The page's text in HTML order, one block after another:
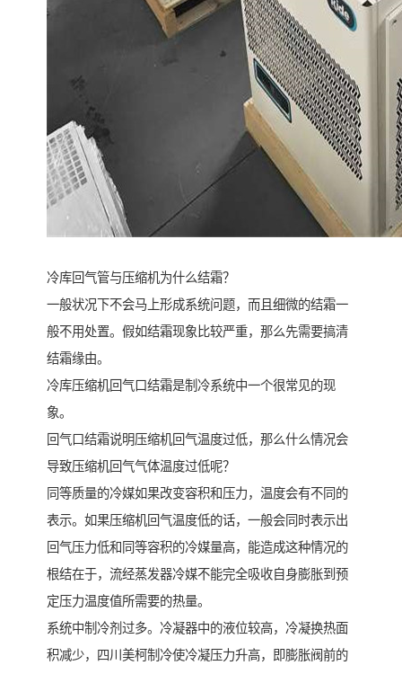
冷库回气管与压缩机为什么结霜？
一般状况下不会马上形成系统问题，而且细微的结霜一
般不用处置。假如结霜现象比较严重，那么先需要搞清
结霜缘由。
冷库压缩机回气口结霜是制冷系统中一个很常见的现
象。
回气口结霜说明压缩机回气温度过低，那么什么情况会
导致压缩机回气气体温度过低呢？
同等质量的冷媒如果改变容积和压力，温度会有不同的
表示。如果压缩机回气温度低的话，一般会同时表示出
回气压力低和同等容积的冷媒量高，能造成这种情况的
根结在于，流经蒸发器冷媒不能完全吸收自身膨胀到预
定压力温度值所需要的热量。
系统中制冷剂过多。冷凝器中的液位较高，冷凝换热面
积减少，四川美柯制冷使冷凝压力升高，即膨胀阀前的